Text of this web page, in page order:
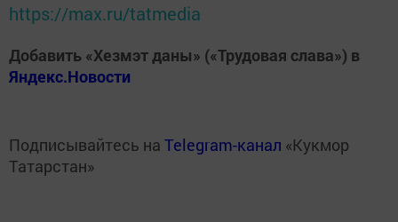
https://max.ru/tatmedia
Добавить «Хезмэт даны» («Трудовая слава») в
Яндекс.Новости
Подписывайтесь на Telegram-канал «Кукмор
Татарстан»